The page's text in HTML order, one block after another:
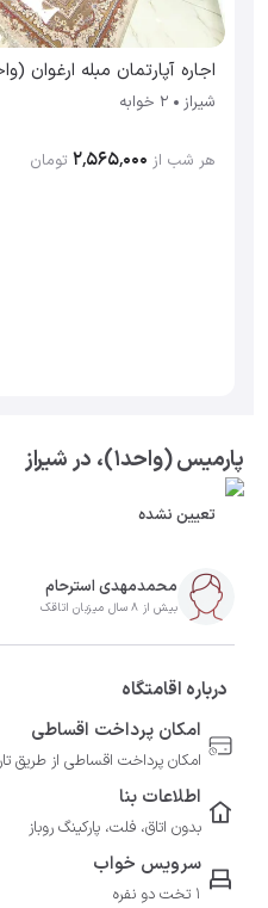
اجاره آپارتمان مبله ارغوان (واحد 8)
شیراز 2 خوابه
هر شب از ۲٬۵۶۵٬۰۰۰ تومان
پارمیس (واحد۱)، در شیراز
تعیین نشده
محمدمهدی استرحام
بیش از 8 سال میزبان اتاقک
درباره اقامتگاه
امکان پرداخت اقساطی
امکان پرداخت اقساطی از طریق
اطلاعات بنا
بدون اتاق، فلت، پارکینگ روباز
سرویس خواب
1 تخت دو نفره